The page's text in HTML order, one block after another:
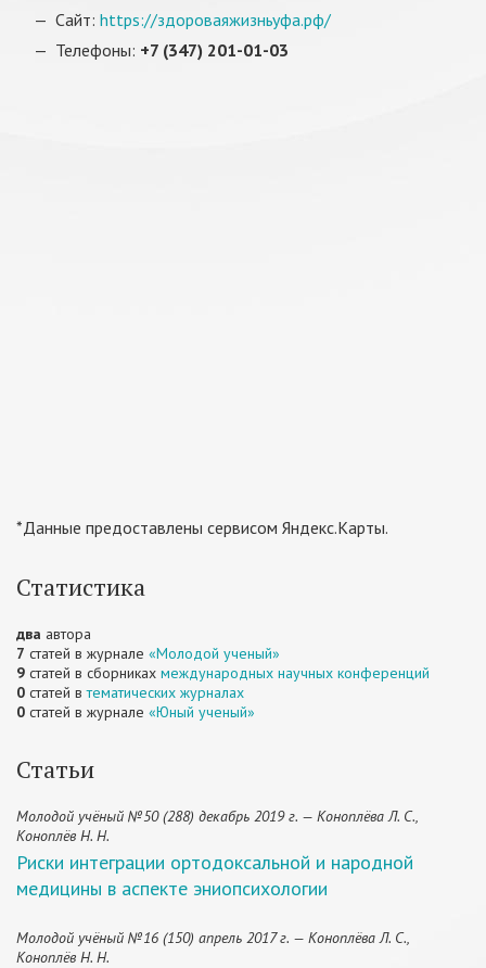
Сайт: https://здороваяжизньуфа.рф/
Телефоны: +7 (347) 201-01-03
*Данные предоставлены сервисом Яндекс.Карты.
Статистика
два автора
7 статей в журнале «Молодой ученый»
9 статей в сборниках международных научных конференций
0 статей втематических журналах
0 статей в журнале «Юный ученый»
Статьи
Молодой учёный №50 (288) декабрь 2019 г. — Коноплёва Л. С.,
Коноплёв Н. Н.
Риски интеграции ортодоксальной и народной
медицины в аспекте эниопсихологии
Молодой учёный №16 (150) апрель 2017 г. — Коноплёва Л. С.,
Коноплёв Н. Н.